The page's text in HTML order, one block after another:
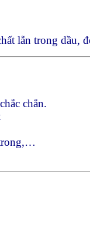
lẫn trong
chắn.